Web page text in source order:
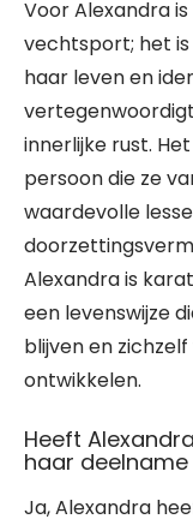
Voor Alexandra
vechtsport; het
haar leven en
innerlijke rust.
persoon die ze
waardevolle
Alexandra is
een levenswijze
blijven en
ontwikkelen.
Heeft
haar
Ja, Alexandra